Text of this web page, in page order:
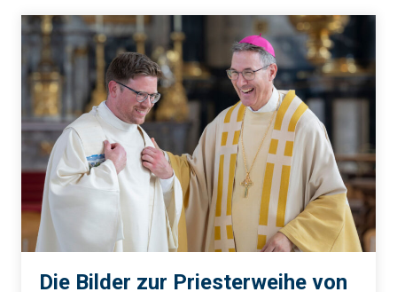
Die Bilder zur Priesterweihe von